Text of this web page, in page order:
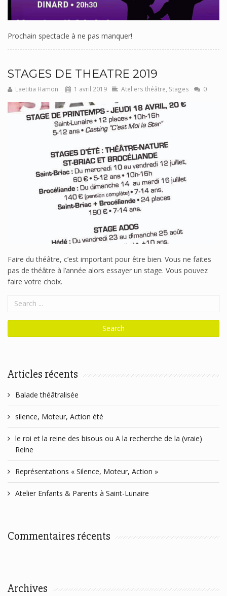
Prochain spectacle à ne pas manquer!
STAGES DE THEATRE 2019
Laetitia Hamon 1 avril 2019 Ateliers théâtre Stages 0
Faire du théâtre, c’est important pour être bien. Vous ne faites
pas de théâtre à l’année alors essayer un stage. Vous pouvez
faire votre choix.
Articles récents
Balade théâtralisée
silence, Moteur, Action été
le roi et la reine des bisous ou A la recherche de la (vraie)
Reine
Représentations « Silence, Moteur, Action »
Atelier Enfants & Parents à Saint-Lunaire
Commentaires récents
Archives